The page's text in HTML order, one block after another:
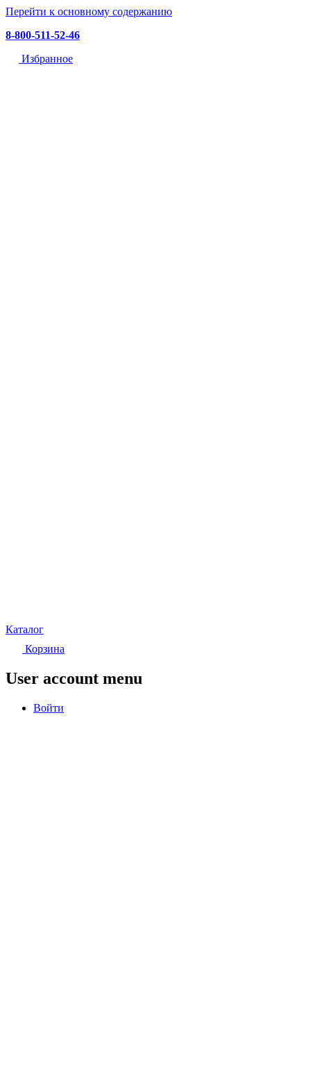
Перейти к основному содержанию
8-800-511-52-46
Избранное
Каталог
Корзина
User account menu
Войти